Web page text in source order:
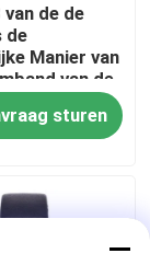
de de
de
Manier van
van de
Goedkope
Dame
sturen